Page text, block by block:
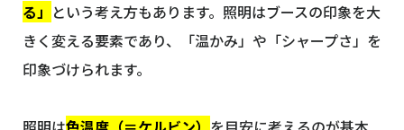
る」 という考え方もあります。照明はブースの印象を大
きく変える要素であり、「温かみ」や「シャープさ」を
印象づけられます。